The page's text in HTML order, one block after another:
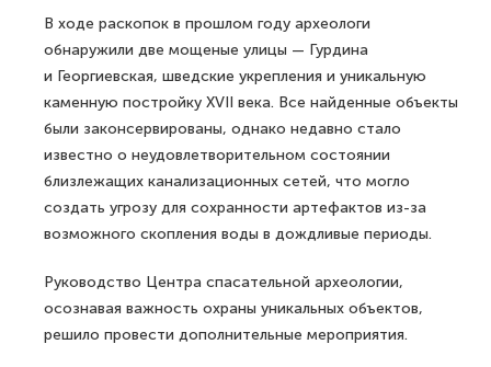
В ходе раскопок в прошлом году археологи
обнаружили две мощеные улицы — Гурдина
и Георгиевская, шведские укрепления и уникальную
каменную постройку XVII века. Все найденные объекты
были законсервированы, однако недавно стало
известно о неудовлетворительном состоянии
близлежащих канализационных сетей, что могло
создать угрозу для сохранности артефактов из-за
возможного скопления воды в дождливые периоды.
Руководство Центра спасательной археологии,
осознавая важность охраны уникальных объектов,
решило провести дополнительные мероприятия.